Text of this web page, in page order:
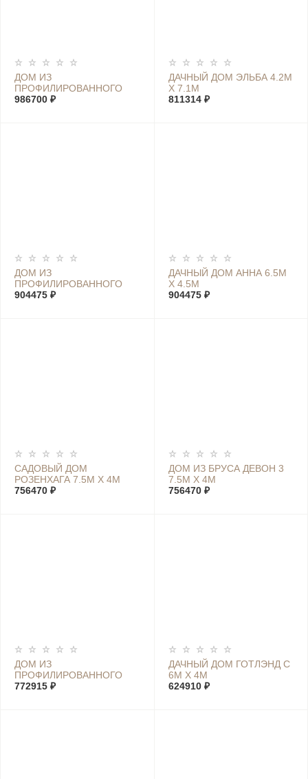
ДОМ ИЗ
ПРОФИЛИРОВАННОГО
БРУСА МАРИЯ 5.6М Х 7М
986700 ₽
ДАЧНЫЙ ДОМ ЭЛЬБА 4.2М
Х 7.1М
811314 ₽
ДОМ ИЗ
ПРОФИЛИРОВАННОГО
БРУСА ЛУИЗА 6.5М Х 4.5М
904475 ₽
ДАЧНЫЙ ДОМ АННА 6.5М
Х 4.5М
904475 ₽
САДОВЫЙ ДОМ
РОЗЕНХАГА 7.5М Х 4М
756470 ₽
ДОМ ИЗ БРУСА ДЕВОН 3
7.5М Х 4М
756470 ₽
ДОМ ИЗ
ПРОФИЛИРОВАННОГО
БРУСА ШВЕЦИЯ XL 7М Х
772915 ₽
ДАЧНЫЙ ДОМ ГОТЛЭНД С
6М Х 4М
624910 ₽